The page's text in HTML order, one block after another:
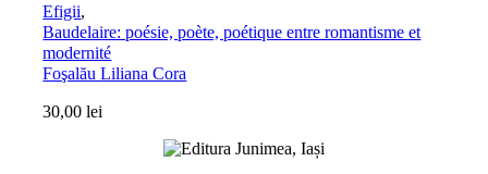
Efigii,
Baudelaire: poésie, poète, poétique entre romantisme et
modernité
Foşalău Liliana Cora
30,00lei